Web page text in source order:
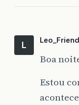
L Leo_Friend
Boa
Estou